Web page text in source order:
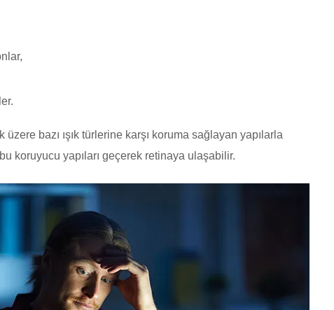
üzere bazı ışık türlerine karşı koruma sağlayan yapılarla
bu koruyucu yapıları geçerek retinaya ulaşabilir.